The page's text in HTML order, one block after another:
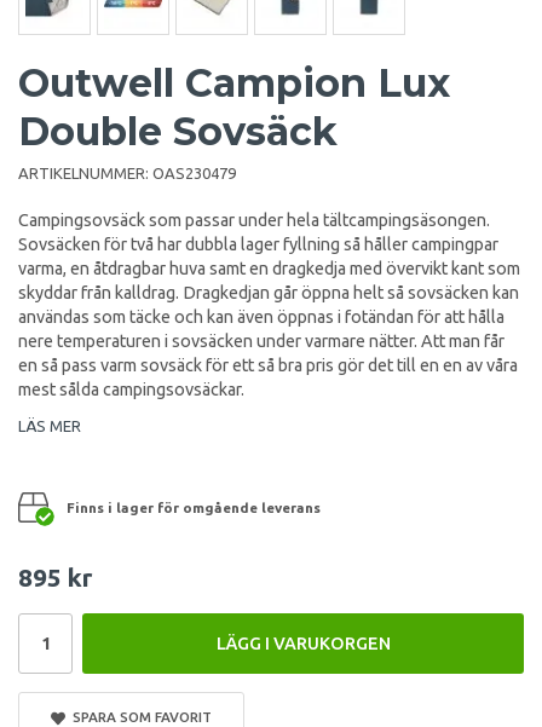
Outwell Campion Lux
Double Sovsäck
ARTIKELNUMMER: OAS230479
Campingsovsäck som passar under hela tältcampingsäsongen.
Sovsäcken för två har dubbla lager fyllning så håller campingpar
varma, en åtdragbar huva samt en dragkedja med övervikt kant som
skyddar från kalldrag. Dragkedjan går öppna helt så sovsäcken kan
användas som täcke och kan även öppnas i fotändan för att hålla
nere temperaturen i sovsäcken under varmare nätter. Att man får
en så pass varm sovsäck för ett så bra pris gör det till en en av våra
mest sålda campingsovsäckar.
LÄS MER
Finns i lager för omgående leverans
895 kr
LÄGG I VARUKORGEN
SPARA SOM FAVORIT